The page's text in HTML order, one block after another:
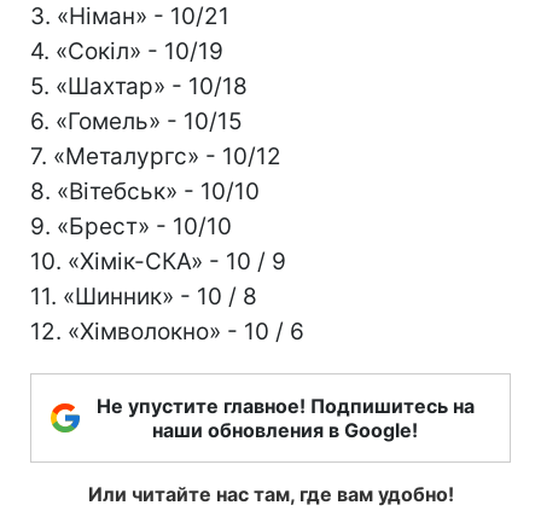
3. «Німан» - 10/21
4. «Сокіл» - 10/19
5. «Шахтар» - 10/18
6. «Гомель» - 10/15
7. «Металургс» - 10/12
8. «Вітебськ» - 10/10
9. «Брест» - 10/10
10. «Хімік-СКА» - 10 / 9
11. «Шинник» - 10 / 8
12. «Хімволокно» - 10 / 6
Не упустите главное! Подпишитесь на
наши обновления в Google!
Или читайте нас там, где вам удобно!